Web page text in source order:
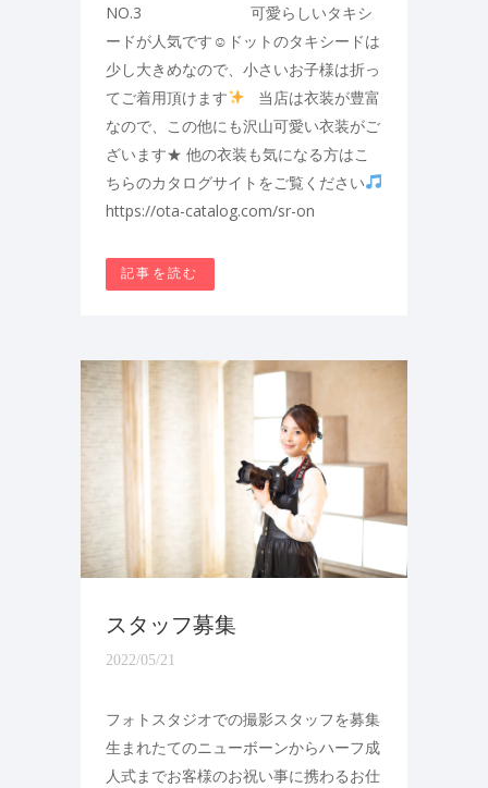
NO.3 可愛らしいタキシ
ードが人気です☺ドットのタキシードは
少し大きめなので、小さいお子様は折っ
てご着用頂けます
当店は衣装が豊富
なので、この他にも沢山可愛い衣装がご
ざいます★ 他の衣装も気になる方はこ
ちらのカタログサイトをご覧ください
https://ota-catalog.com/sr-on
記事を読む
スタッフ募集
2022/05/21
フォトスタジオでの撮影スタッフを募集
生まれたてのニューボーンからハーフ成
人式までお客様のお祝い事に携わるお仕